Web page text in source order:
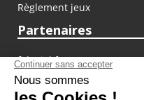
Règlement jeux
Partenaires
fiducial.fr
lyoncapitale.fr
olympique-et-lyonnais.com